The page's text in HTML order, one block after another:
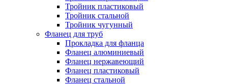
Тройник пластиковый
Тройник стальной
Тройник чугунный
Фланец для труб
Прокладка для фланца
Фланец алюминиевый
Фланец нержавеющий
Фланец пластиковый
Фланец стальной